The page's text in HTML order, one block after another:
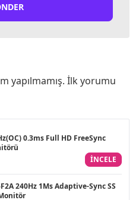
yapılmamış. İlk yorumu
0.3ms Full HD FreeSync
INCELE
240Hz 1Ms Adaptive-Sync SS